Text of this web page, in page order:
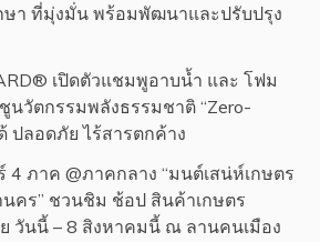
า ที่มุ่งมั่น พร้อมพัฒนาและปรับปรุง
เปิดตัวแชมพูอาบน้ำ และ โฟม
นวัตกรรมพลังธรรมชาติ “Zero-
ปลอดภัย ไร้สารตกค้าง
4 ภาค @ภาคกลาง “มนต์เสน่ห์เกษตร
คร” ชวนชิม ช้อป สินค้าเกษตร
วันนี้ – 8 สิงหาคมนี้ ณ ลานคนเมือง